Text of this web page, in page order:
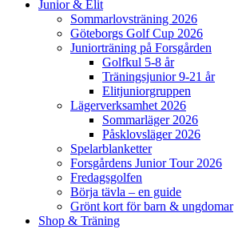
Junior & Elit
Sommarlovsträning 2026
Göteborgs Golf Cup 2026
Juniorträning på Forsgården
Golfkul 5-8 år
Träningsjunior 9-21 år
Elitjuniorgruppen
Lägerverksamhet 2026
Sommarläger 2026
Påsklovsläger 2026
Spelarblanketter
Forsgårdens Junior Tour 2026
Fredagsgolfen
Börja tävla – en guide
Grönt kort för barn & ungdomar
Shop & Träning